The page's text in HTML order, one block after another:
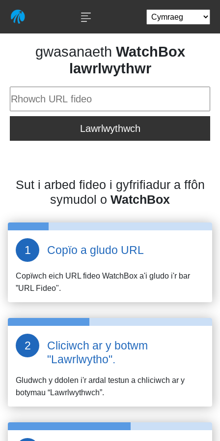
gwasanaeth WatchBox
lawrlwythwr
Lawrlwythwch
Sut i arbed fideo i gyfrifiadur a ffôn
symudol o WatchBox
Copïo a gludo URL
Copïwch eich URL fideo WatchBox a'i gludo i'r bar
”URL Fideo".
Cliciwch ar y botwm
"Lawrlwytho".
Gludwch y ddolen i'r ardal testun a chliciwch ar y
botymau “Lawrlwythwch”.